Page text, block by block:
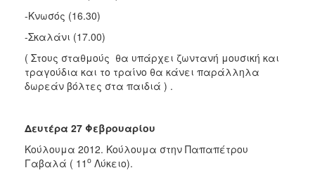
-Κνωσός (16.30)
-Σκαλάνι (17.00)
( Στους σταθμούς θα υπάρχει ζωντανή μουσική και
τραγούδια και το τραίνο θα κάνει παράλληλα
δωρεάν βόλτες στα παιδιά ) .
Δευτέρα 27 Φεβρουαρίου
Κούλουμα 2012. Κούλουμα στην Παπαπέτρου
Γαβαλά ( 11 ο Λύκειο).